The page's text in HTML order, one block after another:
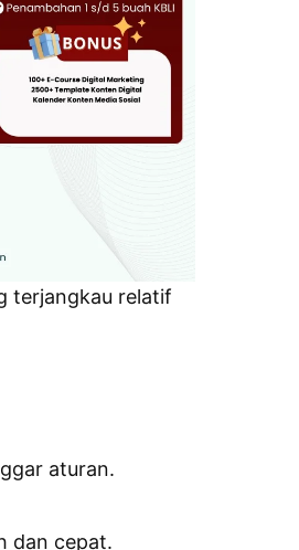
terjangkau relatif
aturan.
dan cepat.